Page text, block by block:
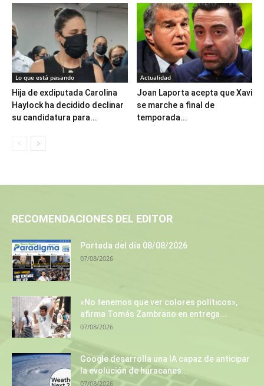
Lo que está pasando
Hija de exdiputada Carolina
Haylock ha decidido declinar
su candidatura para...
Actualidad
Joan Laporta acepta que Xavi
se marche a final de
temporada...
RECOMENDACIONES DEL EDITOR
Portada del día 08/08/2026
07/08/2026
«No tenemos que ver colores políticos»,
afirma Tomás Zambrano en entrega...
07/08/2026
Google desarrolla una IA capaz de anticipar
la evolución de huracanes...
07/08/2026